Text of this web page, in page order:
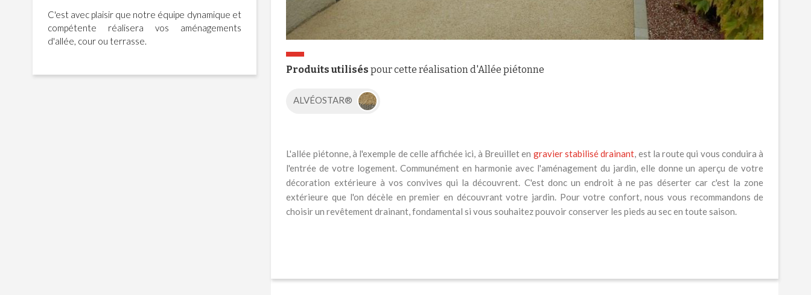
C'est avec plaisir que notre équipe dynamique et
compétente réalisera vos aménagements
d'allée, cour ou terrasse.
Produits utilisés pour cette réalisation d'Allée piétonne
ALVÉOSTAR®
L'allée piétonne, à l'exemple de celle affichée ici, à Breuillet en gravier stabilisé drainant, est la route qui vous conduira à
l'entrée de votre logement. Communément en harmonie avec l'aménagement du jardin, elle donne un aperçu de votre
décoration extérieure à vos convives qui la découvrent. C'est donc un endroit à ne pas déserter car c'est la zone
extérieure que l'on décèle en premier en découvrant votre jardin. Pour votre confort, nous vous recommandons de
choisir un revêtement drainant, fondamental si vous souhaitez pouvoir conserver les pieds au sec en toute saison.